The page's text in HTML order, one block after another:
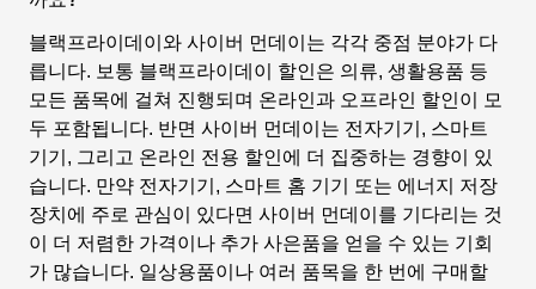
블랙프라이데이와 사이버 먼데이는 각각 중점 분야가 다
릅니다. 보통 블랙프라이데이 할인은 의류, 생활용품 등
모든 품목에 걸쳐 진행되며 온라인과 오프라인 할인이 모
두 포함됩니다. 반면 사이버 먼데이는 전자기기, 스마트
기기, 그리고 온라인 전용 할인에 더 집중하는 경향이 있
습니다. 만약 전자기기, 스마트 홈 기기 또는 에너지 저장
장치에 주로 관심이 있다면 사이버 먼데이를 기다리는 것
이 더 저렴한 가격이나 추가 사은품을 얻을 수 있는 기회
가 많습니다. 일상용품이나 여러 품목을 한 번에 구매할